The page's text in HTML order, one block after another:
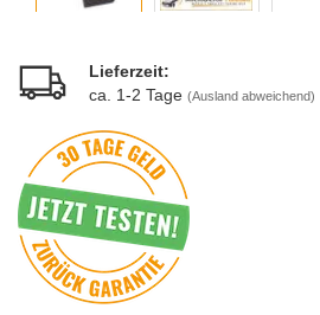
Lieferzeit:
ca. 1-2 Tage (Ausland abweichend)